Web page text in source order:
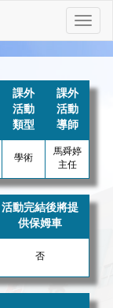
打
開
課外
活動
類型
課外
活動
導師
學術
馬舜婷
主任
活動完結後將提
供保姆車
否